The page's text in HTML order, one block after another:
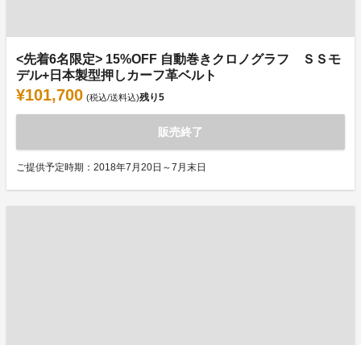
<先着6名限定> 15%OFF 自動巻きクロノグラフ ＳＳモ
デル+日本製型押しカーフ革ベルト
¥101,700 (税込/送料込)残り5
販売終了
ご提供予定時期：2018年7月20日～7月末日